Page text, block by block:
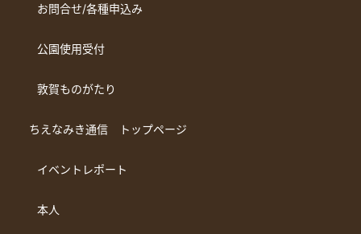
お問合せ/各種申込み
公園使用受付
敦賀ものがたり
ちえなみき通信 トップページ
イベントレポート
本人